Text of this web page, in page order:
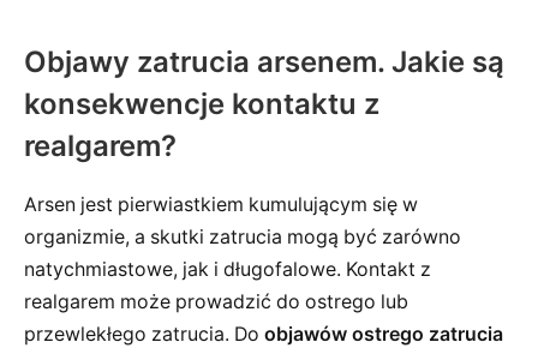
Objawy zatrucia arsenem. Jakie są
konsekwencje kontaktu z
realgarem?
Arsen jest pierwiastkiem kumulującym się w
organizmie, a skutki zatrucia mogą być zarówno
natychmiastowe, jak i długofalowe. Kontakt z
realgarem może prowadzić do ostrego lub
przewlekłego zatrucia. Do objawów ostrego zatrucia